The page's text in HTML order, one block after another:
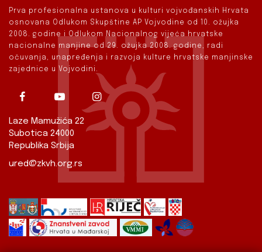
Prva profesionalna ustanova u kulturi vojvođanskih Hrvata
osnovana Odlukom Skupštine AP Vojvodine od 10. ožujka
2008. godine i Odlukom Nacionalnog vijeća hrvatske
nacionalne manjine od 29. ožujka 2008. godine, radi
očuvanja, unapređenja i razvoja kulture hrvatske manjinske
zajednice u Vojvodini.
Laze Mamužića 22
Subotica 24000
Republika Srbija
ured@zkvh.org.rs